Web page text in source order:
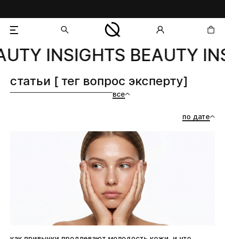
добавлен в корзину
INSIGHTS BEAUTY
все
статьи [ тег вопрос эксперту]
по дате